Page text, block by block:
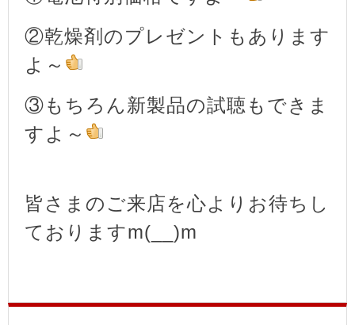
②乾燥剤のプレゼントもあります
よ～
③もちろん新製品の試聴もできま
すよ～
皆さまのご来店を心よりお待ちし
ておりますm(__)m